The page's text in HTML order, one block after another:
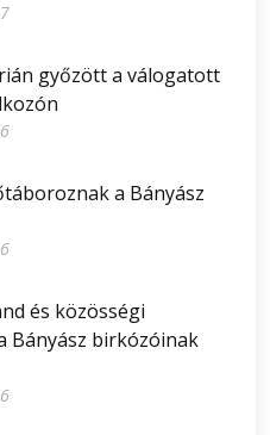
győzött a válogatott
a Bányász
és közösségi
Bányász birkózóinak